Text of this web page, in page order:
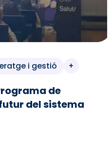
i gestió +
de
del sistema